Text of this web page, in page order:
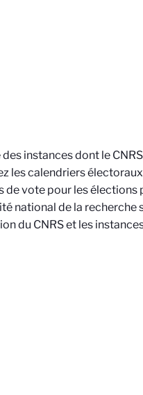
instances dont le
les calendriers
vote pour les élections
national de la recherche
du CNRS et les